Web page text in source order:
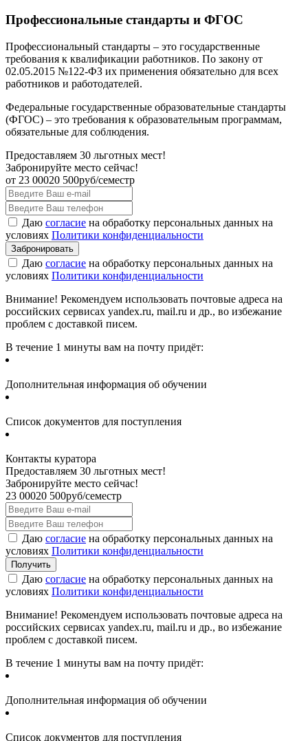
Профессиональные стандарты и ФГОС
Профессиональный стандарты – это государственные
требования к квалификации работников. По закону от
02.05.2015 №122-ФЗ их применения обязательно для всех
работников и работодателей.
Федеральные государственные образовательные стандарты
(ФГОС) – это требования к образовательным программам,
обязательные для соблюдения.
Предоставляем 30 льготных мест!
Забронируйте место сейчас!
от 23 00020 500руб/семестр
Даю согласие на обработку персональных данных на
условиях Политики конфиденциальности
Даю согласие на обработку персональных данных на
условиях Политики конфиденциальности
Внимание! Рекомендуем использовать почтовые адреса на
российских сервисах yandex.ru, mail.ru и др., во избежание
проблем с доставкой писем.
В течение 1 минуты вам на почту придёт:
Дополнительная информация об обучении
Список документов для поступления
Контакты куратора
Предоставляем 30 льготных мест!
Забронируйте место сейчас!
23 00020 500руб/семестр
Даю согласие на обработку персональных данных на
условиях Политики конфиденциальности
Даю согласие на обработку персональных данных на
условиях Политики конфиденциальности
Внимание! Рекомендуем использовать почтовые адреса на
российских сервисах yandex.ru, mail.ru и др., во избежание
проблем с доставкой писем.
В течение 1 минуты вам на почту придёт:
Дополнительная информация об обучении
Список документов для поступления